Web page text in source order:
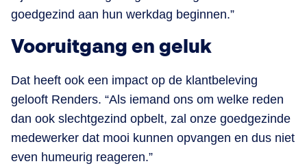
goedgezind aan hun werkdag beginnen.”
Vooruitgang en geluk
Dat heeft ook een impact op de klantbeleving
gelooft Renders. “Als iemand ons om welke reden
dan ook slechtgezind opbelt, zal onze goedgezinde
medewerker dat mooi kunnen opvangen en dus niet
even humeurig reageren.”